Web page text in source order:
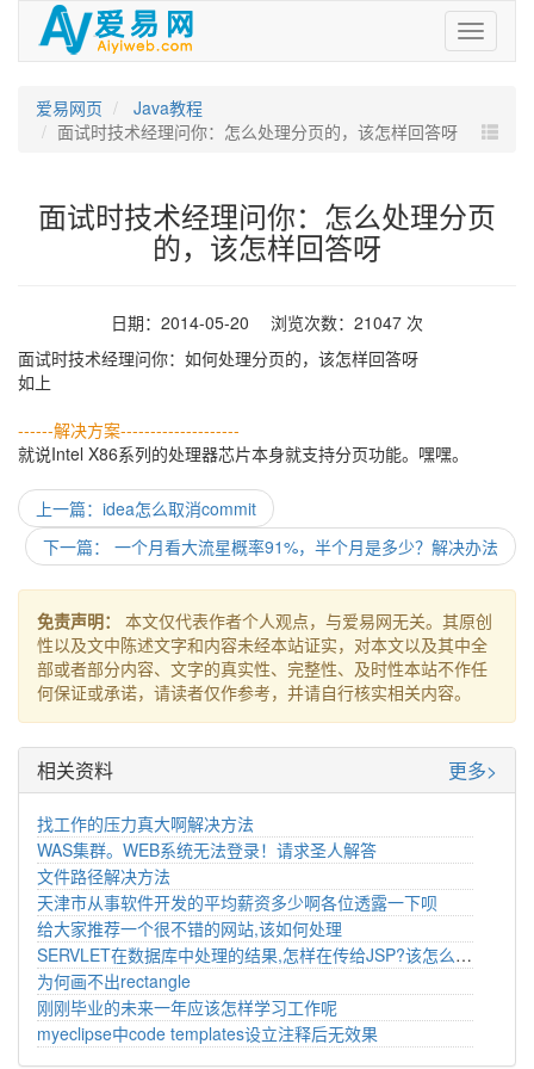
爱
易
爱易网页
Java教程
面试时技术经理问你：怎么处理分页的，该怎样回答呀
面试时技术经理问你：怎么处理分页
的，该怎样回答呀
日期：2014-05-20 浏览次数：21047 次
面试时技术经理问你：如何处理分页的，该怎样回答呀
如上
------解决方案--------------------
就说Intel X86系列的处理器芯片本身就支持分页功能。嘿嘿。
上一篇：idea怎么取消commit
下一篇： 一个月看大流星概率91%，半个月是多少？解决办法
免责声明：
本文仅代表作者个人观点，与爱易网无关。其原创
性以及文中陈述文字和内容未经本站证实，对本文以及其中全
部或者部分内容、文字的真实性、完整性、及时性本站不作任
何保证或承诺，请读者仅作参考，并请自行核实相关内容。
相关资料 更多>
找工作的压力真大啊解决方法
WAS集群。WEB系统无法登录！请求圣人解答
文件路径解决方法
天津市从事软件开发的平均薪资多少啊各位透露一下呗
给大家推荐一个很不错的网站,该如何处理
SERVLET在数据库中处理的结果,怎样在传给JSP?该怎么解决
为何画不出rectangle
刚刚毕业的未来一年应该怎样学习工作呢
myeclipse中code templates设立注释后无效果